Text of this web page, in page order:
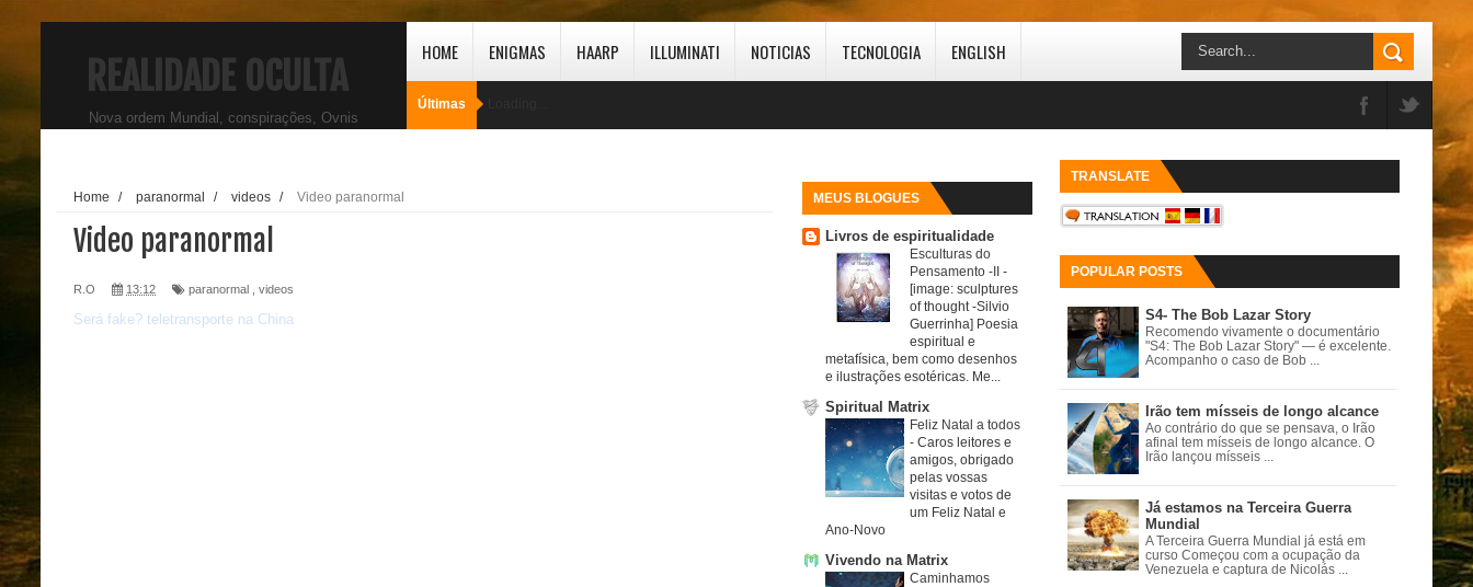
REALIDADE OCULTA
Nova ordem Mundial, conspirações, Ovnis
HOME ENIGMAS HAARP ILLUMINATI NOTICIAS TECNOLOGIA ENGLISH
Últimas
MEUS BLOGUES
Livros de espiritualidade
Esculturas do
Pensamento -II -
[image: sculptures
of thought -Silvio
Guerrinha] Poesia
espiritual e
metafísica, bem como desenhos
e ilustrações esotéricas. Me...
Spiritual Matrix
Feliz Natal a todos
- Caros leitores e
amigos, obrigado
pelas vossas
visitas e votos de
um Feliz Natal e
Ano-Novo
Vivendo na Matrix
Caminhamos
Home / paranormal / videos / Video paranormal
Video paranormal
R.O 13:12 paranormal videos
Será fake? teletransporte na China
TRANSLATE
POPULAR POSTS
S4- The Bob Lazar Story
Recomendo vivamente o documentário
"S4: The Bob Lazar Story" — é excelente.
Acompanho o caso de Bob ...
Irão tem mísseis de longo alcance
Ao contrário do que se pensava, o Irão
afinal tem mísseis de longo alcance. O
Irão lançou mísseis ...
Já estamos na Terceira Guerra
Mundial
A Terceira Guerra Mundial já está em
curso Começou com a ocupação da
Venezuela e captura de Nicolás ...